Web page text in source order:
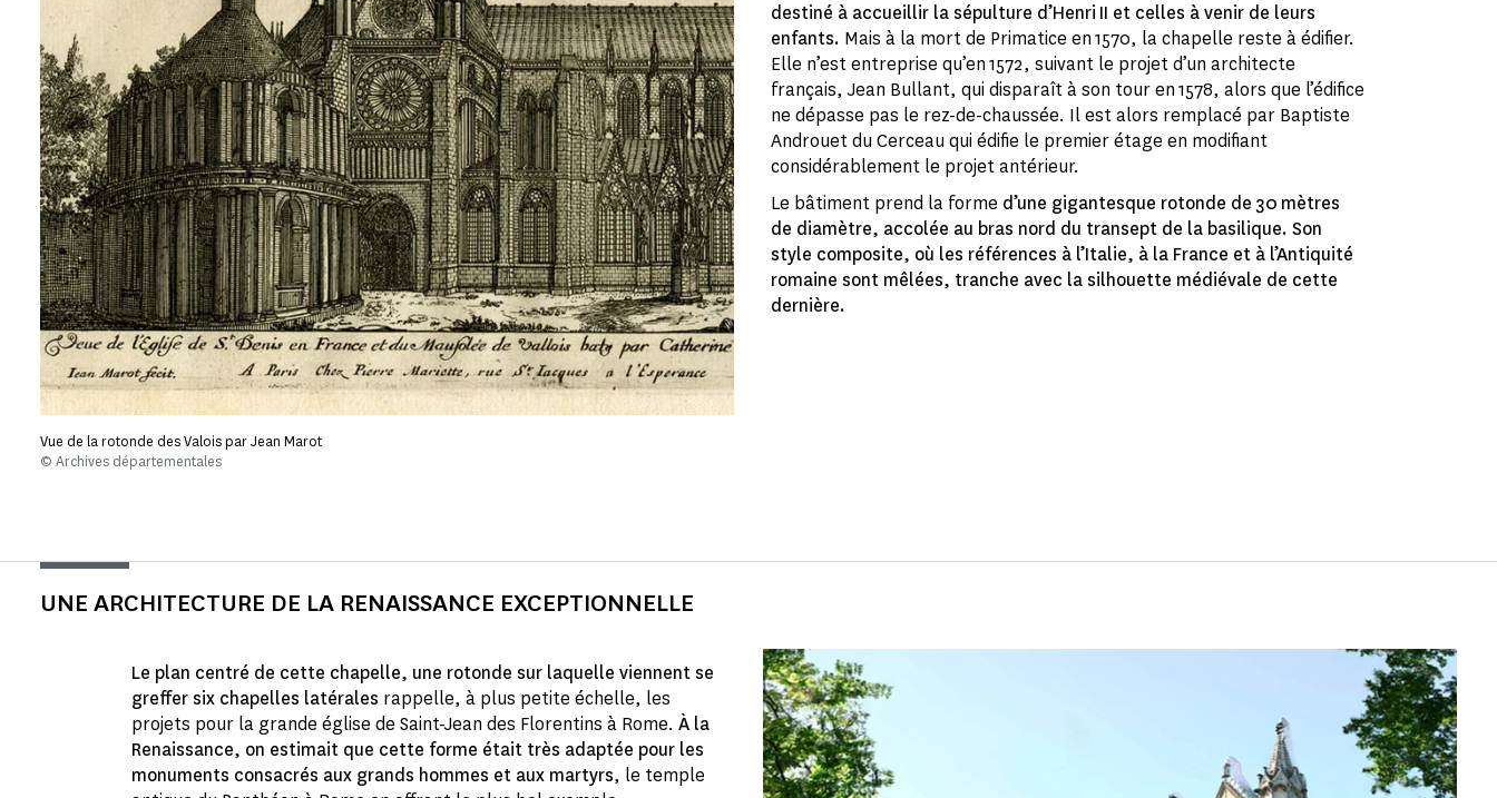
destiné à accueillir la sépulture d’Henri II et celles à venir de leurs
enfants. Mais à la mort de Primatice en 1570, la chapelle reste à édifier.
Elle n’est entreprise qu’en 1572, suivant le projet d’un architecte
français, Jean Bullant, qui disparaît à son tour en 1578, alors que l’édifice
ne dépasse pas le rez-de-chaussée. Il est alors remplacé par Baptiste
Androuet du Cerceau qui édifie le premier étage en modifiant
considérablement le projet antérieur.
Le bâtiment prend la forme d’une gigantesque rotonde de 30 mètres
de diamètre, accolée au bras nord du transept de la basilique. Son
style composite, où les références à l’Italie, à la France et à l’Antiquité
romaine sont mêlées, tranche avec la silhouette médiévale de cette
dernière.
Vue de la rotonde des Valois par Jean Marot
© Archives départementales
UNE ARCHITECTURE DE LA RENAISSANCE EXCEPTIONNELLE
Le plan centré de cette chapelle, une rotonde sur laquelle viennent se
greffer six chapelles latérales rappelle, à plus petite échelle, les
projets pour la grande église de Saint-Jean des Florentins à Rome. À la
Renaissance, on estimait que cette forme était très adaptée pour les
monuments consacrés aux grands hommes et aux martyrs, le temple